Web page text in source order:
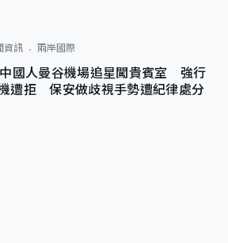
資訊 兩岸國際
國人曼谷機場追星闖貴賓室 強行
遭拒 保安做歧視手勢遭紀律處分